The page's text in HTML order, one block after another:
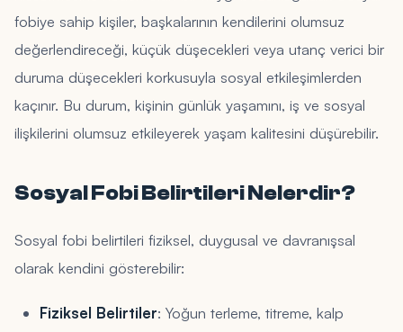
fobiye sahip kişiler, başkalarının kendilerini olumsuz
değerlendireceği, küçük düşecekleri veya utanç verici bir
duruma düşecekleri korkusuyla sosyal etkileşimlerden
kaçınır. Bu durum, kişinin günlük yaşamını, iş ve sosyal
ilişkilerini olumsuz etkileyerek yaşam kalitesini düşürebilir.
Sosyal Fobi Belirtileri Nelerdir?
Sosyal fobi belirtileri fiziksel, duygusal ve davranışsal
olarak kendini gösterebilir:
Fiziksel Belirtiler: Yoğun terleme, titreme, kalp